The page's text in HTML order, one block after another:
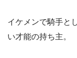
イケメンで騎手と
い才能の持ち主。